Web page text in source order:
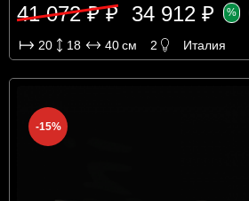
41 072 ₽ ₽ 34 912 ₽ %
20 18 40см 2 Италия
-15%